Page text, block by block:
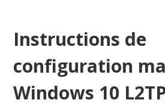
Instructions de
configuration
Windows 10